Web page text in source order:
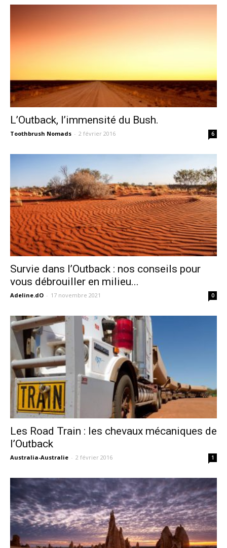
L’Outback, l’immensité du Bush.
Toothbrush Nomads - 2 février 2016 6
Survie dans l’Outback : nos conseils pour
vous débrouiller en milieu...
Adeline.dO - 17 novembre 2021 0
Les Road Train : les chevaux mécaniques de
l’Outback
Australia-Australie - 2 février 2016 1